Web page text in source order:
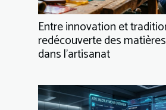
Entre innovation et
redécouverte des
dans l’artisanat